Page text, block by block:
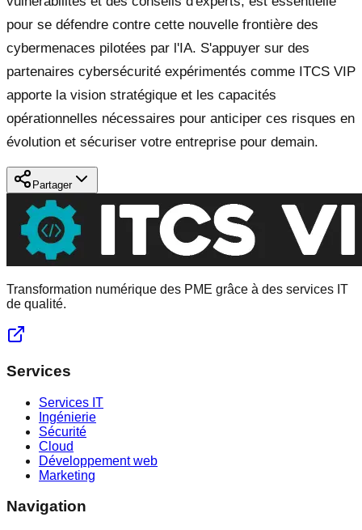
pour se défendre contre cette nouvelle frontière des
cybermenaces pilotées par l'IA. S'appuyer sur des
partenaires cybersécurité expérimentés comme ITCS VIP
apporte la vision stratégique et les capacités
opérationnelles nécessaires pour anticiper ces risques en
évolution et sécuriser votre entreprise pour demain.
Partager
Transformation numérique des PME grâce à des services IT
de qualité.
Services
Services IT
Ingénierie
Sécurité
Cloud
Développement web
Marketing
Navigation